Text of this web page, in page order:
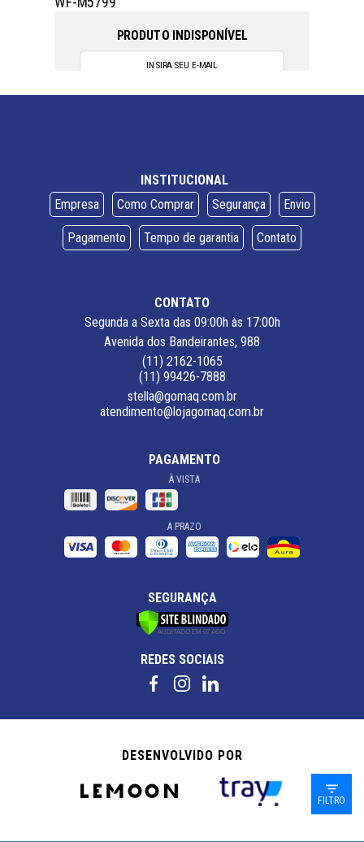
FILTRO
PRODUTO INDISPONÍVEL
INSTITUCIONAL
Empresa
Como Comprar Segurança Envio
Pagamento Tempo de garantia Contato
CONTATO
Segunda a Sexta das 09:00h às 17:00h
Avenida dos Bandeirantes, 988
(11) 2162-1065
(11) 99426-7888
stella@gomaq.com.br
atendimento@lojagomaq.com.br
PAGAMENTO
À VISTA
A PRAZO
SEGURANÇA
REDES SOCIAIS
DESENVOLVIDO POR